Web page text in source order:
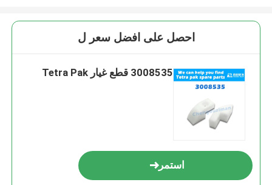
احصل على افضل سعر ل
3008535 قطع غيار Tetra Pak
استمر